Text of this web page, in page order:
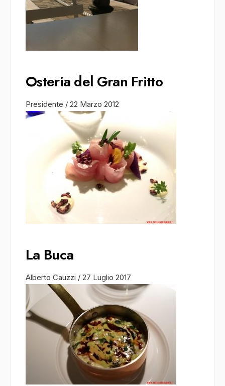
Osteria del Gran Fritto
Presidente / 22 Marzo 2012
La Buca
Alberto Cauzzi / 27 Luglio 2017